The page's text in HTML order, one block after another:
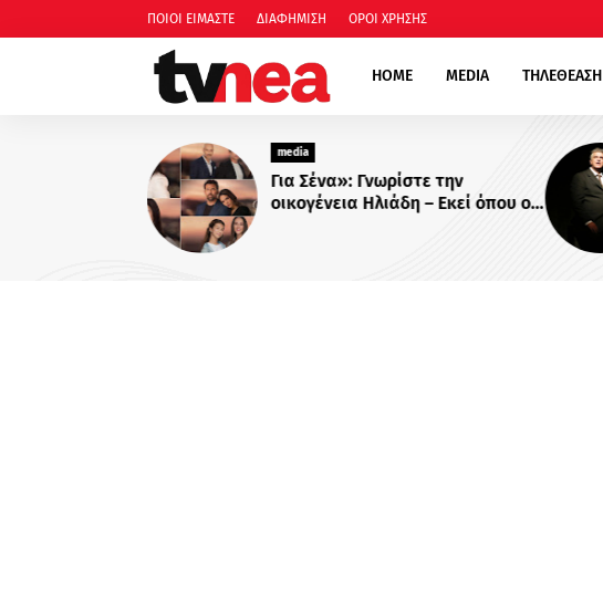
ΠΟΙΟΙ ΕΙΜΑΣΤΕ ΔΙΑΦΗΜΙΣΗ ΟΡΟΙ ΧΡΗΣΗΣ
HOME MEDIA ΤΗΛΕΘΕΑΣΗ
media
Για Σένα»: Γνωρίστε την
οικογένεια Ηλιάδη – Εκεί όπου οι